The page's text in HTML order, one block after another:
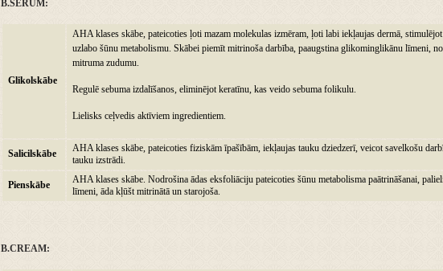
B.SERUM:
Glikolskābe
AHA klases skābe, pateicoties ļoti mazam molekulas izmēram, ļoti labi iekļaujas dermā,
uzlabo šūnu metabolismu. Skābei piemīt mitrinoša darbība, paaugstina glikominglikānu līmeni,
mitruma zudumu.
Regulē sebuma izdalīšanos, eliminējot keratīnu, kas veido sebuma folikulu.
Lielisks ceļvedis aktīviem ingredientiem.
Salicilskābe
AHA klases skābe, pateicoties fiziskām īpašībām, iekļaujas tauku dziedzerī, veicot savelkošu
tauku izstrādi.
Pienskābe
AHA klases skābe. Nodrošina ādas eksfoliāciju pateicoties šūnu metabolisma paātrināšanai,
līmeni, āda kļūšt mitrinātā un starojoša.
B.CREAM: